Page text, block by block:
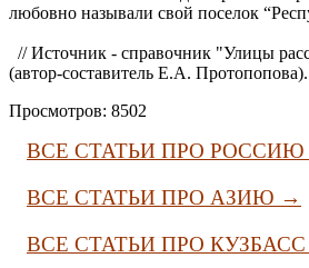
любовно называли свой поселок
// Источник - справочник "Улицы
(автор-составитель Е.А. Протопопова).
Просмотров: 8502
ВСЕ СТАТЬИ ПРО
ВСЕ СТАТЬИ ПРО АЗИЮ →
ВСЕ СТАТЬИ ПРО